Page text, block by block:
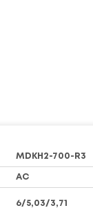
MDKH2-700-R3
AC
6/5,03/3,71